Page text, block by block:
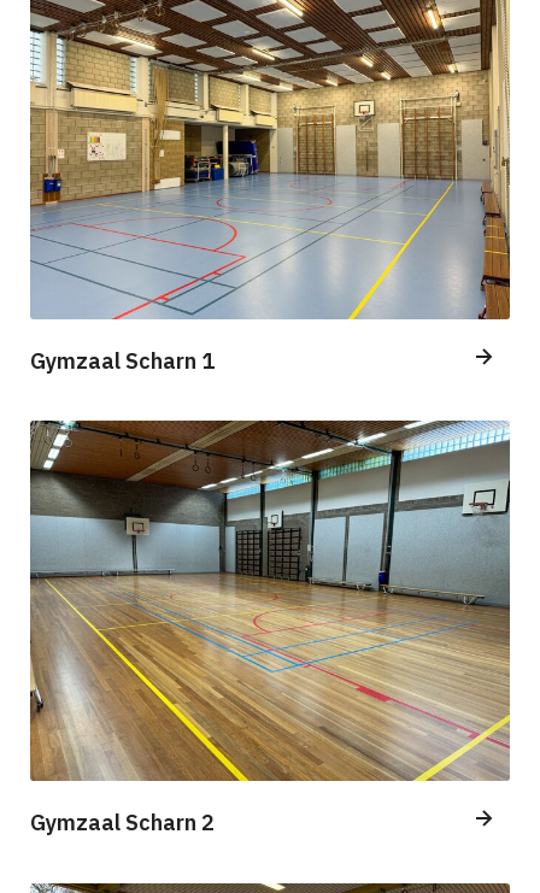
Gymzaal Scharn 1
Gymzaal Scharn 2